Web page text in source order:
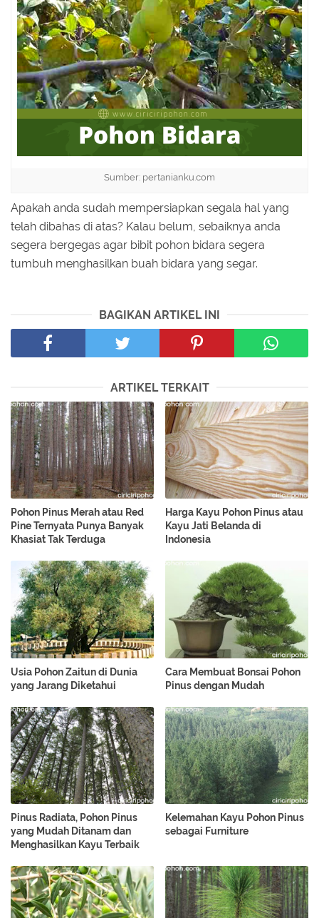
Sumber: pertanianku.com
Apakah anda sudah mempersiapkan segala hal yang
telah dibahas di atas? Kalau belum, sebaiknya anda
segera bergegas agar bibit pohon bidara segera
tumbuh menghasilkan buah bidara yang segar.
BAGIKAN ARTIKEL INI
ARTIKEL TERKAIT
Pohon Pinus Merah atau Red
Pine Ternyata Punya Banyak
Khasiat Tak Terduga
Harga Kayu Pohon Pinus atau
Kayu Jati Belanda di
Indonesia
Usia Pohon Zaitun di Dunia
yang Jarang Diketahui
Cara Membuat Bonsai Pohon
Pinus dengan Mudah
Pinus Radiata, Pohon Pinus
yang Mudah Ditanam dan
Menghasilkan Kayu Terbaik
Kelemahan Kayu Pohon Pinus
sebagai Furniture